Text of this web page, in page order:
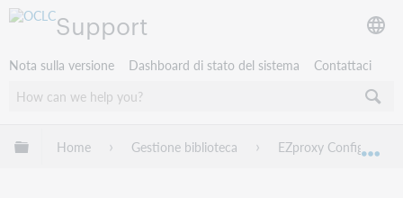
Support
Nota sulla versione Dashboard di stato del sistema Contattaci
Espandi/comprimi la gerarchia globale
Home Gestione biblioteca EZproxy